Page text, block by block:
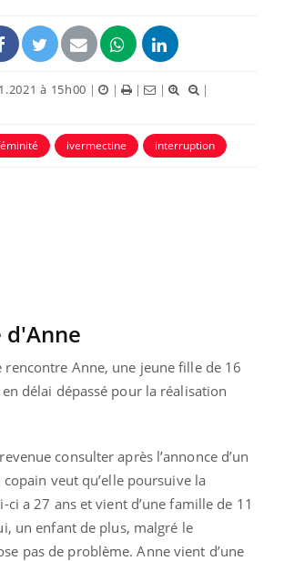
à 15h00 | | | |
|
ivermectine interruption
rencontre Anne, une jeune fille de 16
délai dépassé pour la réalisation
consulter après l’annonce d’un
veut qu’elle poursuive la
ci a 27 ans et vient d’une famille de 11
un enfant de plus, malgré le
pas de problème. Anne vient d’une